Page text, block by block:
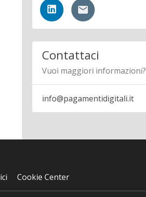
Contattaci
Vuoi maggiori informazioni?
info@pagamentidigitali.it
Cookie Center